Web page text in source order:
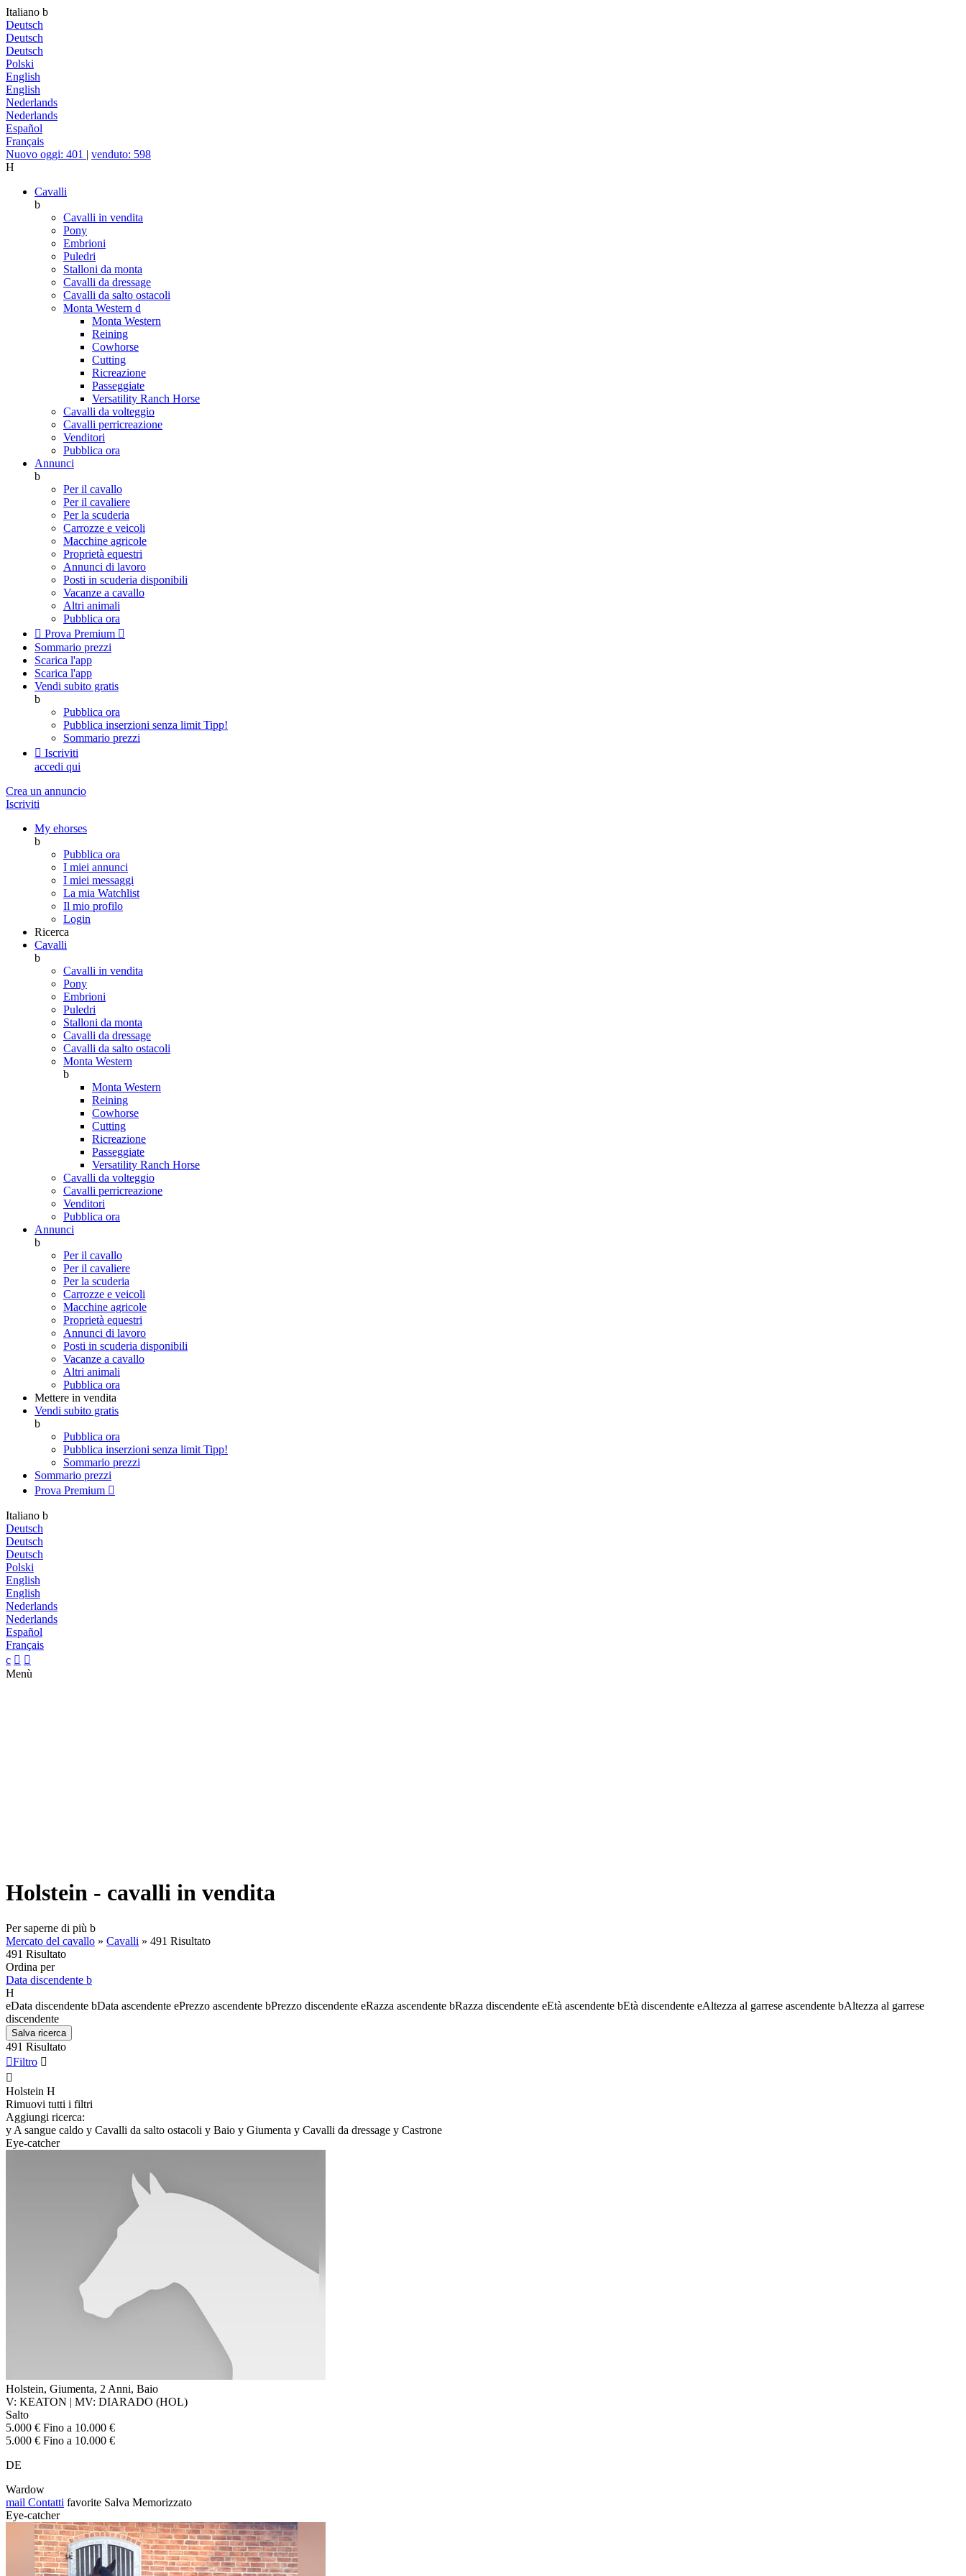
Italiano b
Deutsch
Deutsch
Deutsch
Polski
English
English
Nederlands
Nederlands
Español
Français
Nuovo oggi: 401 | venduto: 598
H
Cavalli
b
Cavalli in vendita
Pony
Embrioni
Puledri
Stalloni da monta
Cavalli da dressage
Cavalli da salto ostacoli
Monta Western d
Monta Western
Reining
Cowhorse
Cutting
Ricreazione
Passeggiate
Versatility Ranch Horse
Cavalli da volteggio
Cavalli perricreazione
Venditori
Pubblica ora
Annunci
b
Per il cavallo
Per il cavaliere
Per la scuderia
Carrozze e veicoli
Macchine agricole
Proprietà equestri
Annunci di lavoro
Posti in scuderia disponibili
Vacanze a cavallo
Altri animali
Pubblica ora
 Prova Premium 
Sommario prezzi
Scarica l'app
Scarica l'app
Vendi subito gratis
b
Pubblica ora
Pubblica inserzioni senza limit Tipp!
Sommario prezzi
 Iscriviti
accedi qui
Crea un annuncio
Iscriviti
My ehorses
b
Pubblica ora
I miei annunci
I miei messaggi
La mia Watchlist
Il mio profilo
Login
Ricerca
Cavalli
b
Cavalli in vendita
Pony
Embrioni
Puledri
Stalloni da monta
Cavalli da dressage
Cavalli da salto ostacoli
Monta Western
b
Monta Western
Reining
Cowhorse
Cutting
Ricreazione
Passeggiate
Versatility Ranch Horse
Cavalli da volteggio
Cavalli perricreazione
Venditori
Pubblica ora
Annunci
b
Per il cavallo
Per il cavaliere
Per la scuderia
Carrozze e veicoli
Macchine agricole
Proprietà equestri
Annunci di lavoro
Posti in scuderia disponibili
Vacanze a cavallo
Altri animali
Pubblica ora
Mettere in vendita
Vendi subito gratis
b
Pubblica ora
Pubblica inserzioni senza limit Tipp!
Sommario prezzi
Sommario prezzi
Prova Premium 
Italiano b
Deutsch
Deutsch
Deutsch
Polski
English
English
Nederlands
Nederlands
Español
Français
c  
Menù
Holstein - cavalli in vendita
Per saperne di più b
Mercato del cavallo » Cavalli » 491 Risultato
491 Risultato
Ordina per
Data discendente b
H
eData discendente bData ascendente ePrezzo ascendente bPrezzo discendente eRazza ascendente bRazza discendente eEtà ascendente bEtà discendente eAltezza al garrese ascendente bAltezza al garrese
discendente
Salva ricerca
491 Risultato
Filtro 

Holstein H
Rimuovi tutti i filtri
Aggiungi ricerca:
y A sangue caldo y Cavalli da salto ostacoli y Baio y Giumenta y Cavalli da dressage y Castrone
Eye-catcher
Holstein, Giumenta, 2 Anni, Baio
V: KEATON | MV: DIARADO (HOL)
Salto
5.000 € Fino a 10.000 €
5.000 € Fino a 10.000 €
DE
Wardow
mail Contatti favorite Salva Memorizzato
Eye-catcher